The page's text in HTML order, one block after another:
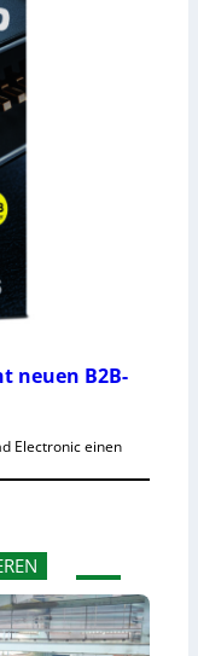
neuen B2B-
Electronic einen